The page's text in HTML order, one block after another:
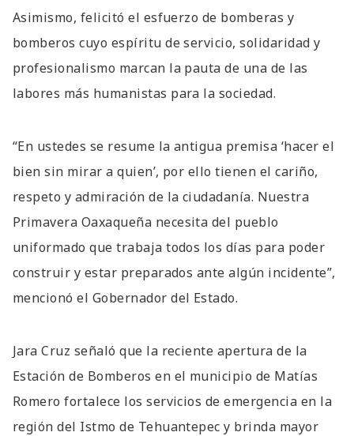
Asimismo, felicitó el esfuerzo de bomberas y
bomberos cuyo espíritu de servicio, solidaridad y
profesionalismo marcan la pauta de una de las
labores más humanistas para la sociedad.
“En ustedes se resume la antigua premisa ‘hacer el
bien sin mirar a quien’, por ello tienen el cariño,
respeto y admiración de la ciudadanía. Nuestra
Primavera Oaxaqueña necesita del pueblo
uniformado que trabaja todos los días para poder
construir y estar preparados ante algún incidente”,
mencionó el Gobernador del Estado.
Jara Cruz señaló que la reciente apertura de la
Estación de Bomberos en el municipio de Matías
Romero fortalece los servicios de emergencia en la
región del Istmo de Tehuantepec y brinda mayor